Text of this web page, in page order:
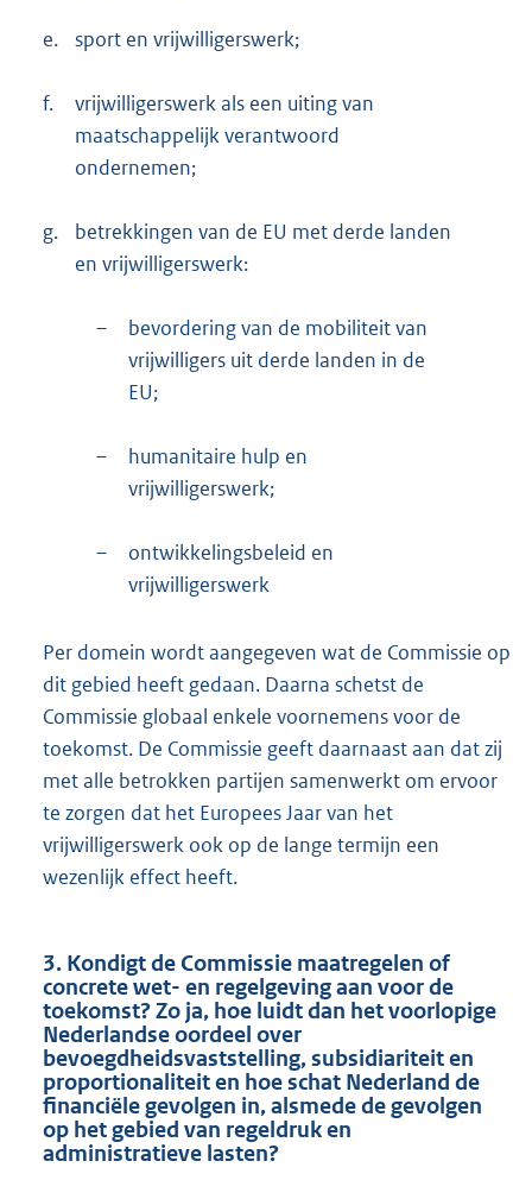
e. sport en vrijwilligerswerk;
f.
vrijwilligerswerk als een uiting van
maatschappelijk verantwoord
ondernemen;
g.
betrekkingen van de EU met derde landen
en vrijwilligerswerk:
–
bevordering van de mobiliteit van
vrijwilligers uit derde landen in de
EU;
–
humanitaire hulp en
vrijwilligerswerk;
–
ontwikkelingsbeleid en
vrijwilligerswerk
Per domein wordt aangegeven wat de Commissie op
dit gebied heeft gedaan. Daarna schetst de
Commissie globaal enkele voornemens voor de
toekomst. De Commissie geeft daarnaast aan dat zij
met alle betrokken partijen samenwerkt om ervoor
te zorgen dat het Europees Jaar van het
vrijwilligerswerk ook op de lange termijn een
wezenlijk effect heeft.
3. Kondigt de Commissie maatregelen of
concrete wet- en regelgeving aan voor de
toekomst? Zo ja, hoe luidt dan het voorlopige
Nederlandse oordeel over
bevoegdheidsvaststelling, subsidiariteit en
proportionaliteit en hoe schat Nederland de
financiële gevolgen in, alsmede de gevolgen
op het gebied van regeldruk en
administratieve lasten?